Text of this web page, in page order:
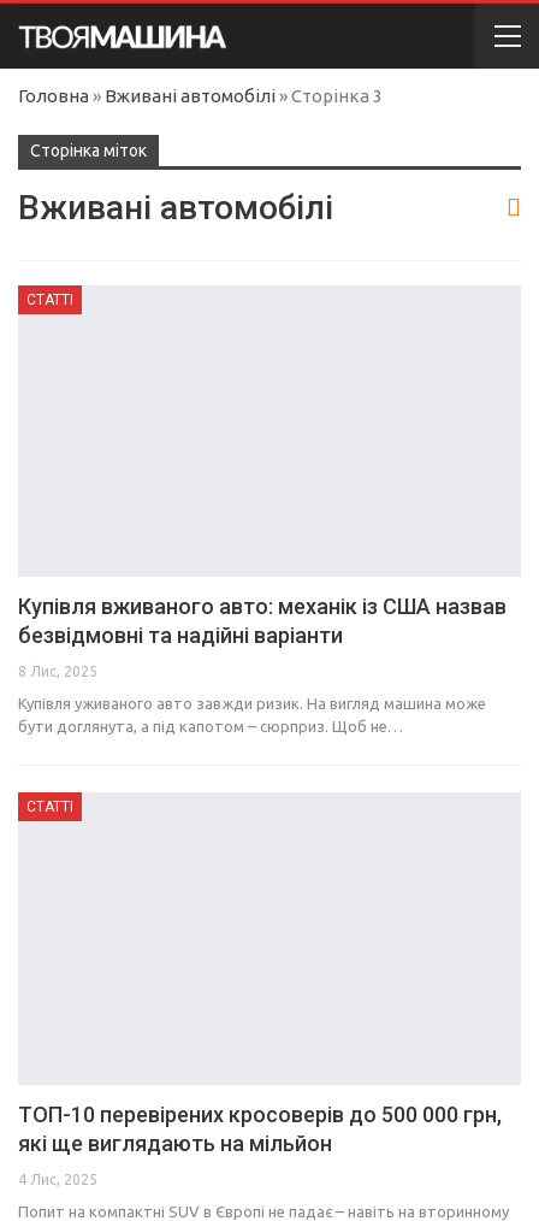
Головна » Вживані автомобілі »Сторінка 3
Сторінка міток
Вживані автомобілі
СТАТТІ
Купівля вживаного авто: механік із США назвав
безвідмовні та надійні варіанти
8 Лис, 2025
Купівля уживаного авто завжди ризик. На вигляд машина може
бути доглянута, а під капотом – сюрприз. Щоб не…
СТАТТІ
ТОП-10 перевірених кросоверів до 500 000 грн,
які ще виглядають на мільйон
4 Лис, 2025
Попит на компактні SUV в Європі не падає – навіть на вторинному